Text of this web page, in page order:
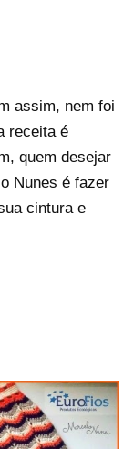
assim, nem foi
receita é
quem desejar
Nunes é fazer
cintura e